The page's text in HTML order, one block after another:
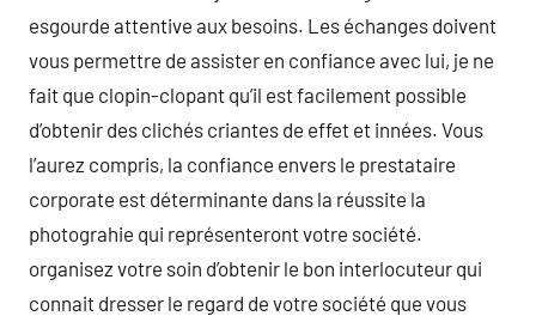
esgourde attentive aux besoins. Les échanges doivent
vous permettre de assister en confiance avec lui, je ne
fait que clopin-clopant qu’il est facilement possible
d’obtenir des clichés criantes de effet et innées. Vous
l’aurez compris, la confiance envers le prestataire
corporate est déterminante dans la réussite la
photograhie qui représenteront votre société.
organisez votre soin d’obtenir le bon interlocuteur qui
connait dresser le regard de votre société que vous